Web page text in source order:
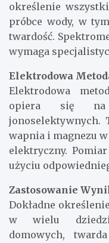
określenie
próbce wody, w
twardość.
wymaga
Elektrodowa
Elektrodowa
opiera się na
jonoselektywnych.
wapnia i magnezu
elektryczny.
użyciu
Zastosowanie
Dokładne
w wielu
domowych,